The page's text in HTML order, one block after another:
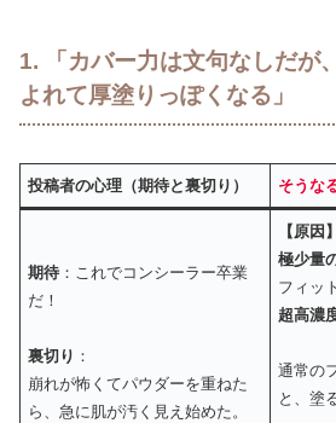
1. 「カバー力は文句なしだが
よれて厚塗りっぽくなる」
投稿者の心理（期待と裏切り） そうな
期待 ：これでコンシーラー卒業
だ！
裏切り ：
崩れが怖くてパウダーを重ねた
ら、急に肌が汚く見え始めた。
【原因】
極少量
フィッ
超高濃
通常の
と、塗